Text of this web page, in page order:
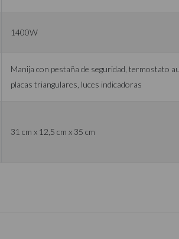
1400W
Manija con pestaña de seguridad, termostato
placas triangulares, luces indicadoras
31 cm x 12,5 cm x 35 cm